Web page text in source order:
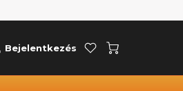
Bejelentkezés